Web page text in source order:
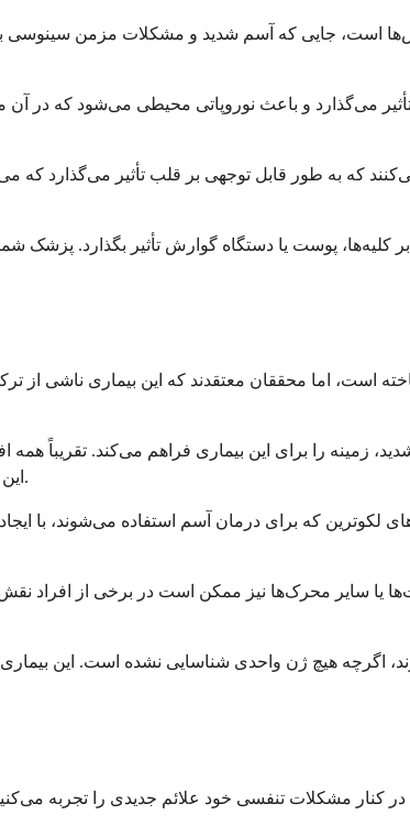
است، جایی که آسم شدید و مشکلات مزمن سینوسی
می‌گذارد و باعث نوروپاتی محیطی می‌شود که
می‌کنند که به طور قابل توجهی بر قلب تأثیر می‌گذارد
کلیه‌ها، پوست یا دستگاه گوارش تأثیر بگذارد. پزشک
است، اما محققان معتقدند که این بیماری ناشی
زمینه را برای این بیماری فراهم می‌کند. تقریباً
این نشان می‌دهد که التهاب مزمن در سیستم تنفسی شما ممکن است به نوعی باعث پاسخ خودایمنی گسترده‌تر شود.
لکوترین که برای درمان آسم استفاده می‌شوند، با
یا سایر محرک‌ها نیز ممکن است در برخی از افراد
اگرچه هیچ ژن واحدی شناسایی نشده است. این
کنار مشکلات تنفسی خود علائم جدیدی را تجربه